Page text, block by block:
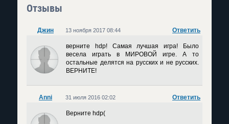
Отзывы
Джин Ответить
13 ноября 2017 08:44
верните hdp! Самая лучшая игра! Было
весела играть в МИРОВОЙ игре. А то
остальные делятся на русских и не русских.
ВЕРНИТЕ!
Anni Ответить
31 июля 2016 02:02
Верните hdp(